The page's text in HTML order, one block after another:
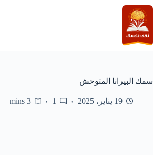
التجاوز
إلى
المحتوى
سمك البيرانا المتوحش
19 يناير، 2025 1
3 mins